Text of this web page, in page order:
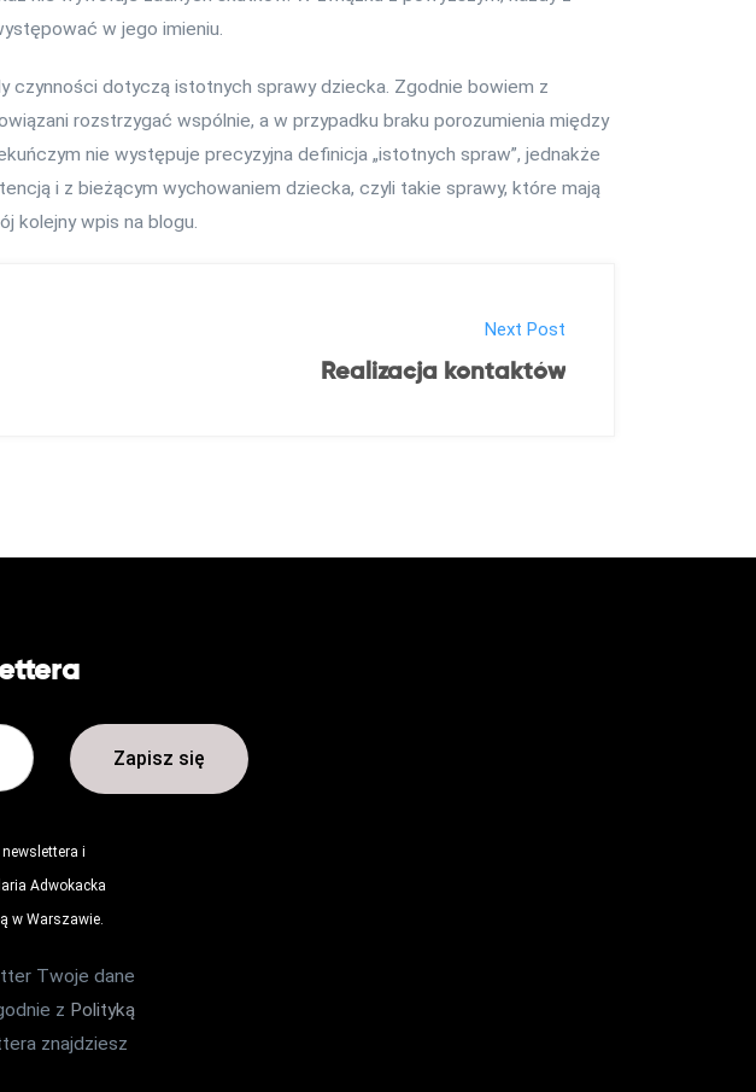
w jego imieniu.
czynności dotyczą istotnych sprawy dziecka. Zgodnie bowiem z
rozstrzygać wspólnie, a w przypadku braku porozumienia między
nie występuje precyzyjna definicja „istotnych spraw”, jednakże
i z bieżącym wychowaniem dziecka, czyli takie sprawy, które mają
kolejny wpis na blogu.
Next Post
Realizacja kontaktów
i
Adwokacka
w Warszawie.
Twoje dane
z Polityką
znajdziesz